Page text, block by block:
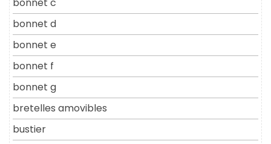
bonnet d
bonnet e
bonnet f
bonnet g
bretelles amovibles
bustier